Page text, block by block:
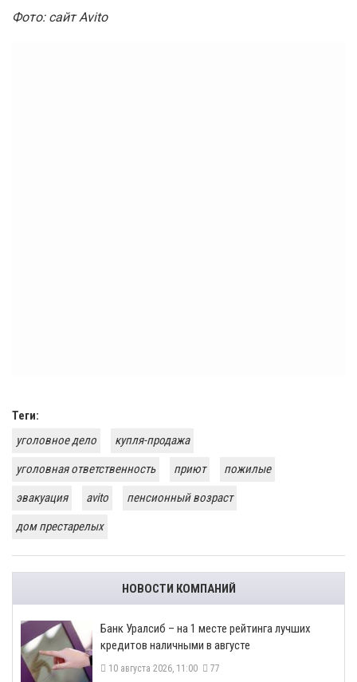
Фото: сайт Avito
Теги:
уголовное дело
купля-продажа
уголовная ответственность
приют
пожилые
эвакуация
avito
пенсионный возраст
дом престарелых
НОВОСТИ КОМПАНИЙ
Банк Уралсиб – на 1 месте рейтинга лучших
кредитов наличными в августе
10 августа 2026, 11:00 77